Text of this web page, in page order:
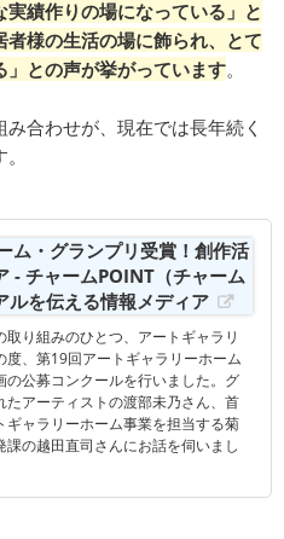
績作りの場になっている」と
様の生活の場に飾られ、とて
」との声が挙がっています。
合わせが、現在では長年続く
ム・グランプリ受賞！創作活
- チャームPOINT（チャーム
ルを伝える情報メディア
り組みのひとつ、アートギャラリ
度、第19回アートギャラリーホーム
の公募コンクールを行いました。グ
たアーティストの渡部未乃さん、首
ギャラリーホーム事業を担当する菊
課の越田直司さんにお話を伺いまし